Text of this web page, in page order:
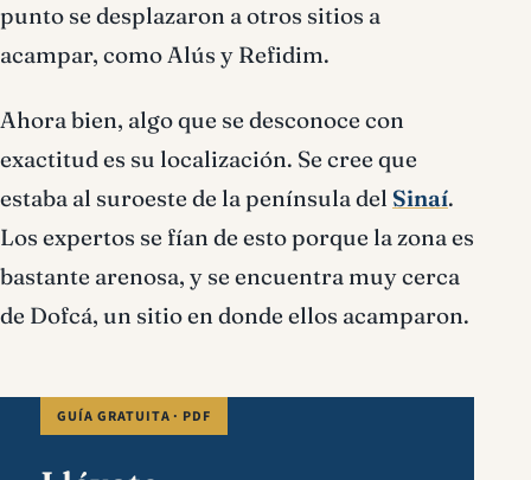
punto se desplazaron a otros sitios a
acampar, como Alús y Refidim.
Ahora bien, algo que se desconoce con
exactitud es su localización. Se cree que
estaba al suroeste de la península del Sinaí.
Los expertos se fían de esto porque la zona es
bastante arenosa, y se encuentra muy cerca
de Dofcá, un sitio en donde ellos acamparon.
GUÍA GRATUITA · PDF